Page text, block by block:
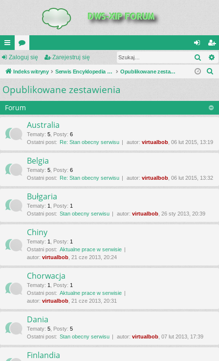
UI
C
K
_L
IN
K
or
a
al
og
si
ę
ar
ej
tru
j
ę
Zaloguj się Zarejestruj się
Indeks witryny Serwis Encyklopedia Uzbrojenia Opublikowane zestawienia
a
Opublikowane zestawienia
Forum
Australia
Tematy: 5 Posty: 6
Ostatni post: Re: Stan obecny serwisu autor: virtualbob , 06 lut 2015, 13:19
Belgia
Tematy: 5 Posty: 6
Ostatni post: Re: Stan obecny serwisu autor: virtualbob , 06 lut 2015, 13:32
Bułgaria
Tematy: 1 Posty: 1
Ostatni post: Stan obecny serwisu autor: virtualbob , 26 sty 2013, 20:39
Chiny
Tematy: 1 Posty: 1
Ostatni post: Aktualne prace w serwisie
autor: virtualbob , 21 cze 2013, 20:24
Chorwacja
Tematy: 1 Posty: 1
Ostatni post: Aktualne prace w serwisie
autor: virtualbob , 21 cze 2013, 20:31
Dania
Tematy: 5 Posty: 5
Ostatni post: Stan obecny serwisu autor: virtualbob , 07 lut 2013, 17:39
Finlandia